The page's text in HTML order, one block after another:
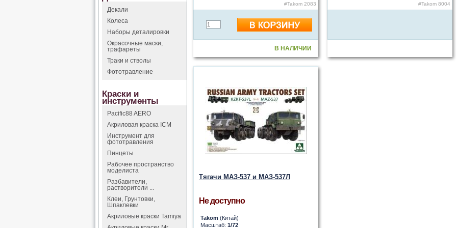
#Takom 2083
В НАЛИЧИИ
#Takom 8004
Тягачи МАЗ-537 и МАЗ-537Л
Не доступно
Takom (Китай)
Масштаб: 1/72
Декали
Колеса
Наборы деталировки
Окрасочные маски,
трафареты
Траки и стволы
Фототравление
Краски и
инструменты
Pacific88 AERO
Акриловая краска ICM
Инструмент для
фототравления
Пинцеты
Рабочее пространство
моделиста
Разбавители,
растворители ...
Клеи, Грунтовки,
Шпаклевки
Акриловые краски Tamiya